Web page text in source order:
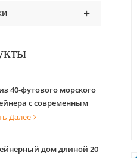
40-футового морского
с современным
для коммерческого
Далее
дом длиной 20